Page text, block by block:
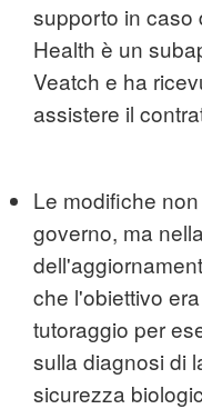
supporto in caso
Health è un
Veatch e ha
assistere il
Le modifiche
governo, ma
che l'obiettivo
tutoraggio per
sulla diagnosi di
sicurezza